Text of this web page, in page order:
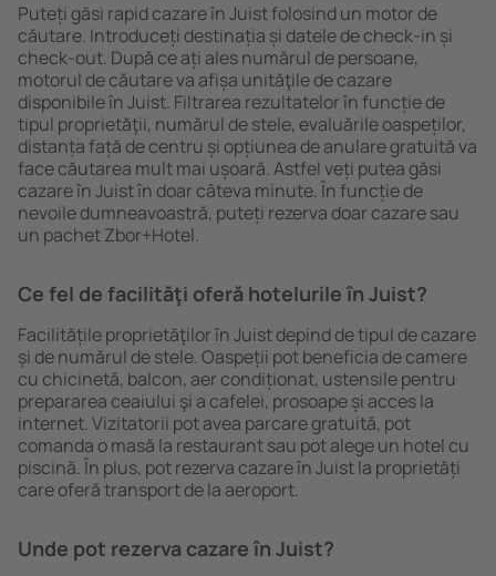
Puteți găsi rapid cazare în Juist folosind un motor de
căutare. Introduceți destinația și datele de check-in și
check-out. După ce ați ales numărul de persoane,
motorul de căutare va afișa unităţile de cazare
disponibile în Juist. Filtrarea rezultatelor în funcție de
tipul proprietăţii, numărul de stele, evaluările oaspeților,
distanța față de centru și opțiunea de anulare gratuită va
face căutarea mult mai ușoară. Astfel veți putea găsi
cazare în Juist în doar câteva minute. În funcție de
nevoile dumneavoastră, puteți rezerva doar cazare sau
un pachet Zbor+Hotel.
Ce fel de facilităţi oferă hotelurile în Juist?
Facilitățile proprietăţilor în Juist depind de tipul de cazare
și de numărul de stele. Oaspeții pot beneficia de camere
cu chicinetă, balcon, aer condiționat, ustensile pentru
prepararea ceaiului şi a cafelei, prosoape și acces la
internet. Vizitatorii pot avea parcare gratuită, pot
comanda o masă la restaurant sau pot alege un hotel cu
piscină. În plus, pot rezerva cazare în Juist la proprietăți
care oferă transport de la aeroport.
Unde pot rezerva cazare în Juist?